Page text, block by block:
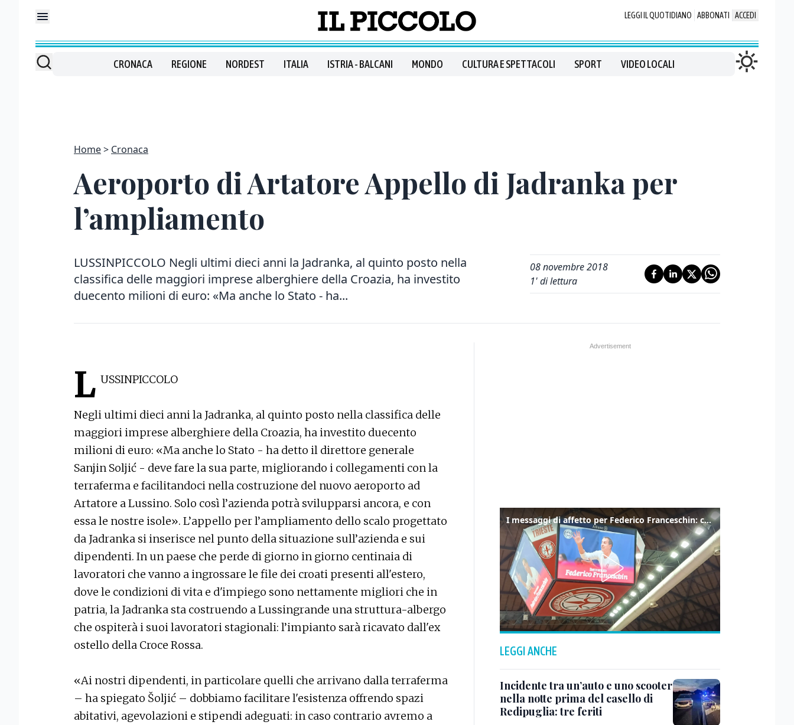
LEGGI IL QUOTIDIANO ABBONATI ACCEDI
CRONACA REGIONE NORDEST ITALIA ISTRIA - BALCANI MONDO CULTURA E SPETTACOLI SPORT VIDEO LOCALI
Home Cronaca
Aeroporto di Artatore Appello di Jadranka per
l’ampliamento
LUSSINPICCOLO Negli ultimi dieci anni la Jadranka, al quinto posto nella
classifica delle maggiori imprese alberghiere della Croazia, ha investito
duecento milioni di euro: «Ma anche lo Stato - ha...
08 novembre 2018
1' di lettura
L USSINPICCOLO
Negli ultimi dieci anni la Jadranka, al quinto posto nella classifica delle
maggiori imprese alberghiere della Croazia, ha investito duecento
milioni di euro: «Ma anche lo Stato - ha detto il direttore generale
Sanjin Soljić - deve fare la sua parte, migliorando i collegamenti con la
terraferma e facilitandoci nella costruzione del nuovo aeroporto ad
Artatore a Lussino. Solo così l’azienda potrà svilupparsi ancora, e con
essa le nostre isole». L’appello per l’ampliamento dello scalo progettato
da Jadranka si inserisce nel punto della situazione sull’azienda e sui
dipendenti. In un paese che perde di giorno in giorno centinaia di
lavoratori che vanno a ingrossare le file dei croati presenti all'estero,
dove le condizioni di vita e d'impiego sono nettamente migliori che in
patria, la Jadranka sta costruendo a Lussingrande una struttura-albergo
che ospiterà i suoi lavoratori stagionali: l’impianto sarà ricavato dall'ex
ostello della Croce Rossa.
«Ai nostri dipendenti, in particolare quelli che arrivano dalla terraferma
– ha spiegato Šoljić – dobbiamo facilitare l'esistenza offrendo spazi
abitativi, agevolazioni e stipendi adeguati: in caso contrario avremo a
I messaggi di affetto per Federico Franceschin: così il mondo del basket gli è stato accanto fino all’ultimo
LEGGI ANCHE
Incidente tra un’auto e uno scooter
nella notte prima del casello di
Redipuglia: tre feriti